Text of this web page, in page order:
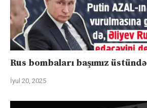
Rus bombaları başımız üstündə
İyul 20, 2025